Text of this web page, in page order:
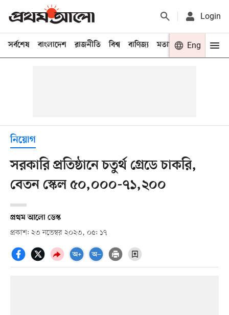
Login
সর্বশেষ বাংলাদেশ রাজনীতি বিশ্ব বাণিজ্য মতামত খেলা
Eng
নিয়োগ
সরকারি প্রতিষ্ঠানে চতুর্থ গ্রেডে চাকরি,
বেতন স্কেল ৫০,০০০-৭১,২০০
প্রথম আলো ডেস্ক
প্রকাশ: ২৩ নভেম্বর ২০২৩, ০৫: ১৭